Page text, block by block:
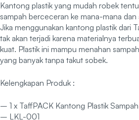
Kantong plastik yang mudah robek
sampah berceceran ke mana-mana dan
Jika menggunakan kantong plastik dari
tak akan terjadi karena materialnya
kuat. Plastik ini mampu menahan
yang banyak tanpa takut sobek.
Kelengkapan Produk :
– 1 x TaffPACK Kantong Plastik
– LKL-001